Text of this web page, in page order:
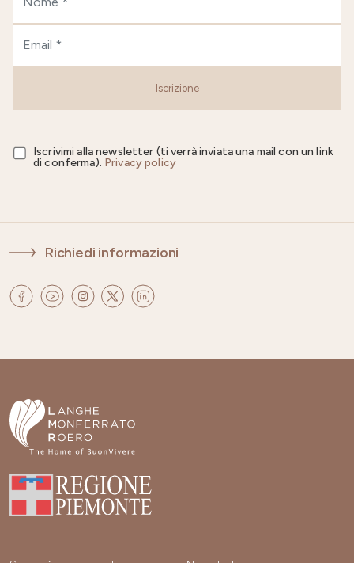
Iscrizione
Iscrivimi alla newsletter (ti verrà inviata una mail con un link
di conferma). Privacy policy
Richiedi informazioni